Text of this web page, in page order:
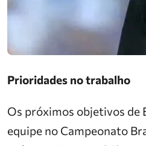
Prioridades no trabalho
Os próximos objetivos de
equipe no Campeonato